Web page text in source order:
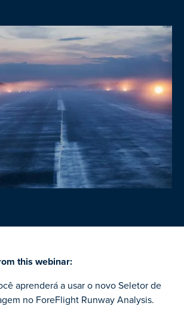
this webinar:
aprenderá a usar o novo Seletor de
no ForeFlight Runway Analysis.